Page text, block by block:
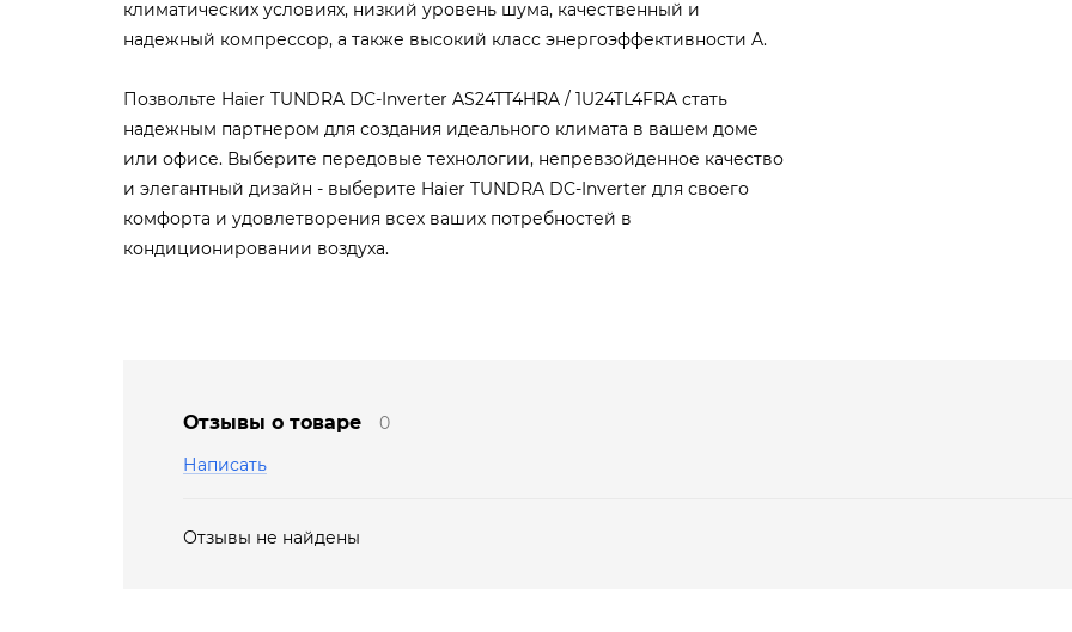
климатических условиях, низкий уровень шума, качественный и
надежный компрессор, а также высокий класс энергоэффективности A.
Позвольте Haier TUNDRA DC-Inverter AS24TT4HRA / 1U24TL4FRA стать
надежным партнером для создания идеального климата в вашем доме
или офисе. Выберите передовые технологии, непревзойденное качество
и элегантный дизайн - выберите Haier TUNDRA DC-Inverter для своего
комфорта и удовлетворения всех ваших потребностей в
кондиционировании воздуха.
Отзывы о товаре
0
Написать
Отзывы не найдены